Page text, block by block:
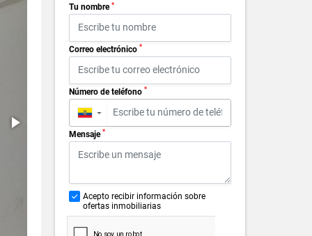
Tu nombre *
Correo electrónico *
Número de teléfono *
▼
Mensaje *
Acepto recibir información sobre
ofertas inmobiliarias